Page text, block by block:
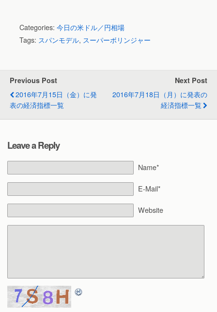
Categories: 今日の米ドル／円相場
Tags: スパンモデル, スーパーボリンジャー
Previous Post
2016年7月15日（金）に発
表の経済指標一覧
Next Post
2016年7月18日（月）に発表の
経済指標一覧
Leave a Reply
Name*
E-Mail*
Website